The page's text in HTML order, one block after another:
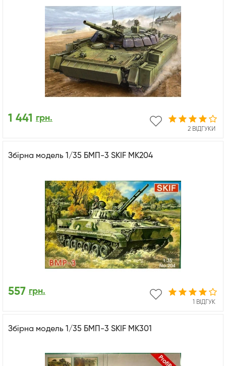
2 ВІДГУКИ
1 441 грн.
Збірна модель 1/35 БМП-3 SKIF MK204
1 ВІДГУК
557 грн.
Збірна модель 1/35 БМП-3 SKIF MK301